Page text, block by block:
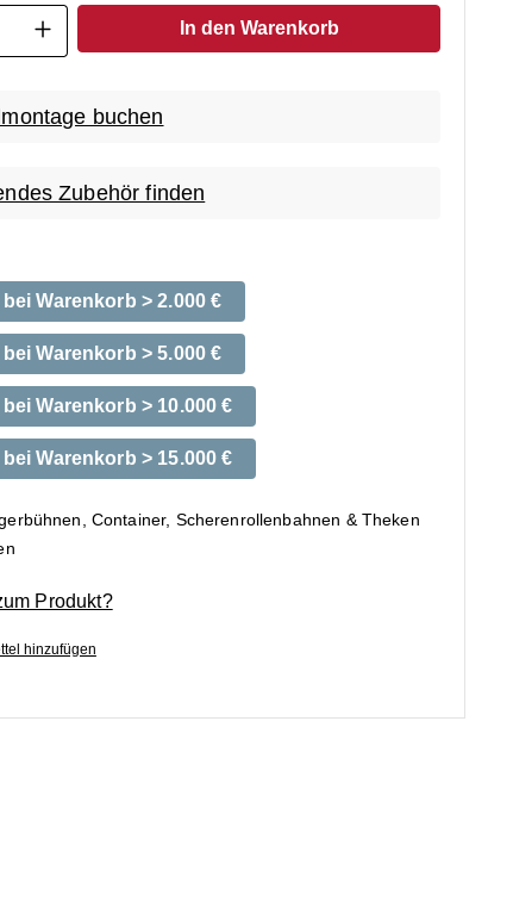
Gib den gewünschten Wert ein
In den Warenkorb
buchen
Zubehör finden
bei Warenkorb > 2.000 €
bei Warenkorb > 5.000 €
bei Warenkorb > 10.000 €
bei Warenkorb > 15.000 €
Container, Scherenrollenbahnen & Theken
Produkt?
hinzufügen